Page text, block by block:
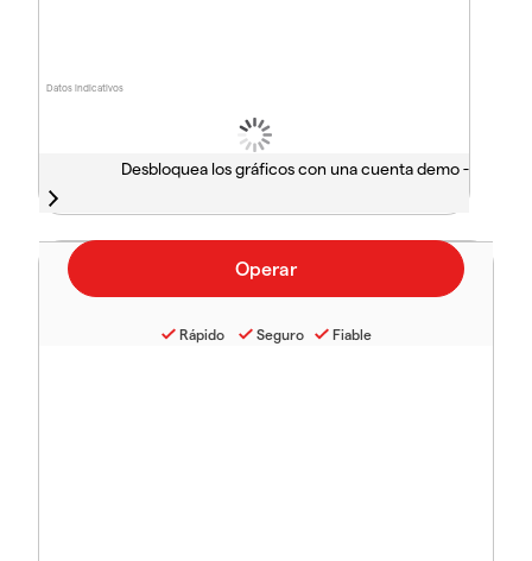
Datos indicativos
Desbloquea los gráficos con una cuenta demo -
Rápido Seguro Fiable